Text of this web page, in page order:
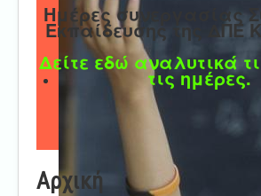
Ημέρες συνεργασίας
Εκπαίδευσης της ΔΠΕ
Δείτε εδώ αναλυτικά
τις ημέρες.
Αρχική